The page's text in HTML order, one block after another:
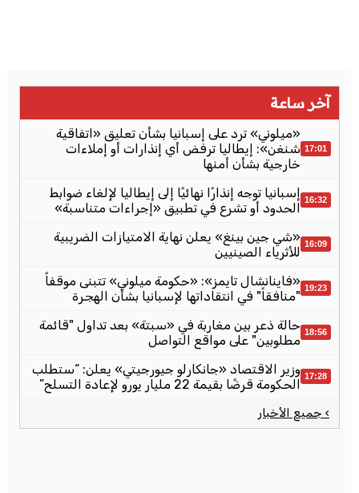
آخر ساعة
17:01
«ميلوني» ترد على إسبانيا بشأن تعليق «اتفاقية
شنغن»: إيطاليا ترفض أي إنذارات أو إملاءات
خارجية بشأن أمنها
16:32 إسبانيا توجه إنذارًا نهائيًا إلى إيطاليا لإلغاء ضوابط
الحدود أو تشرع في تطبيق «إجراءات متناسبة»
16:09 «شي جين بينغ» يعلن نهاية الامتيازات الضريبية
للأثرياء الصينيين
19:23 «فاينانشال تايمز»: «حكومة ميلوني» تتبنى موقفاً
"منافقاً" في انتقاداتها لإسبانيا بشأن الهجرة
18:56 حالة ذعر بين مغاربة في «سبتة» بعد تداول "قائمة
مطلوبين" على مواقع التواصل
17:28 وزير الاقتصاد «جانكارلو جيورجيتي» يعلن: “ستطلب
الحكومة قرضًا بقيمة 22 مليار يورو لإعادة التسلح”
› جميع الأخبار